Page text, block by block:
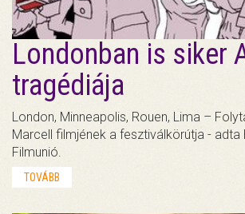
Londonban is siker
tragédiája
London, Minneapolis, Rouen, Lima –
Marcell filmjének a fesztiválkörútja - adta
Filmunió.
TOVÁBB